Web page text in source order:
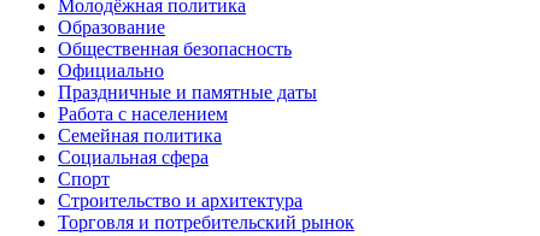
Молодёжная политика
Образование
Общественная безопасность
Официально
Праздничные и памятные даты
Работа с населением
Семейная политика
Социальная сфера
Спорт
Строительство и архитектура
Торговля и потребительский рынок